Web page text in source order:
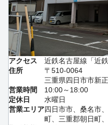
アクセス
近鉄名古屋線「近
住所
〒510-0064
三重県四日市市新
営業時間
10:00～18:00
定休日
水曜日
営業エリア四日市市、桑名市
町、三重郡朝日町